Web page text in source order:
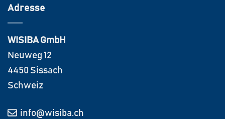
Adresse
WISIBA GmbH
Neuweg 12
4450 Sissach
Schweiz
info@wisiba.ch